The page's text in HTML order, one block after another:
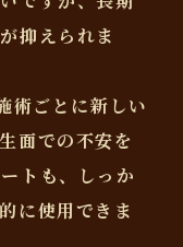
抑えられま
術ごとに新しい
面での不安を
トも、しっか
に使用できま